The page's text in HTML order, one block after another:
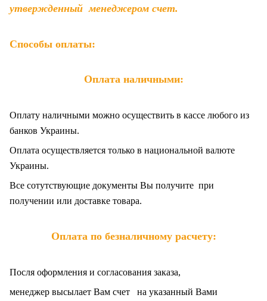
утвержденный менеджером счет.
Способы оплаты:
Оплата наличными:
Оплату наличными можно осуществить в кассе любого из
банков Украины.
Оплата осуществляется только в национальной валюте
Украины.
Все сотутствующие документы Вы получите при
получении или доставке товара.
Оплата по безналичному расчету:
Посля оформления и согласования заказа,
менеджер высылает Вам счет на указанный Вами